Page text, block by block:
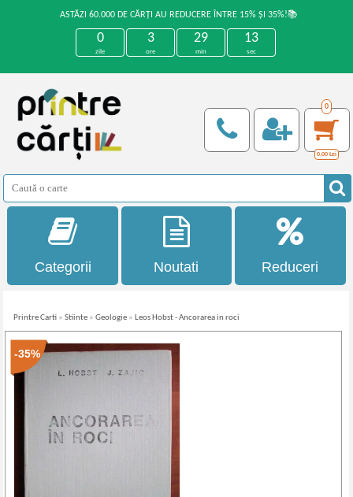
ASTĂZI 60.000 DE CĂRȚI AU REDUCERE ÎNTRE 15% ȘI 35%!📚
0
zile
3
ore
29
min
13
sec
0
0,00 Lei
Categorii Noutati Reduceri
Printre Carti »Stiinte »Geologie » Leos Hobst - Ancorarea in roci
-35%